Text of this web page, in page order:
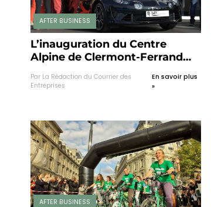
AFTER BUSINESS
L’inauguration du Centre
Alpine de Clermont-Ferrand
Par La Rédaction du Courrier des
Entreprises
En savoir plus
»
AFTER BUSINESS